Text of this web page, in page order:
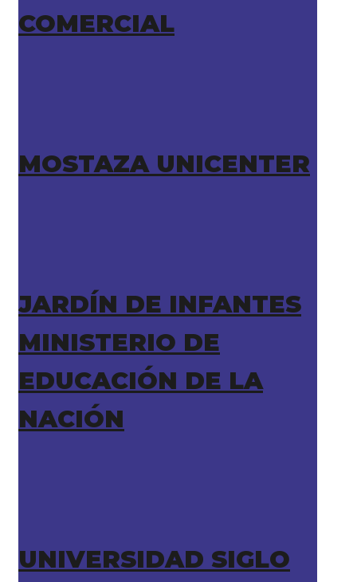
COMERCIAL
MOSTAZA UNICENTER
JARDÍN DE INFANTES
MINISTERIO DE
EDUCACIÓN DE LA
NACIÓN
UNIVERSIDAD SIGLO